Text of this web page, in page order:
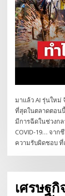
มาแล้ว AI รุ่นใหม่
ที่สุดในตลาดตอนนี้
มีการฉีดในช่วงก
COVID-19… จาก
ความรับผิดชอบ ที่
เศรษฐ